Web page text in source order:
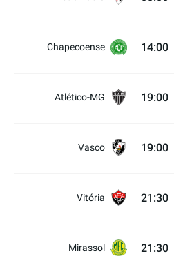
Chapecoense 14:00
Atlético-MG 19:00
Vasco 19:00
Vitória 21:30
Mirassol 21:30